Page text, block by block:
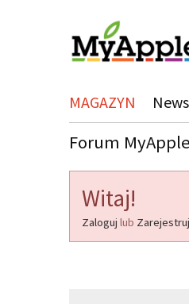
MAGAZYN News
Forum
Witaj!
Zaloguj lub